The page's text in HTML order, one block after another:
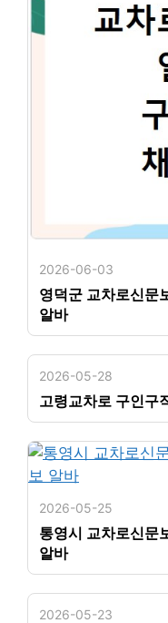
2026-06-03
영덕군 교차로신문
알바
2026-05-28
고령교차로 구인구
2026-05-25
통영시 교차로신문
알바
2026-05-23